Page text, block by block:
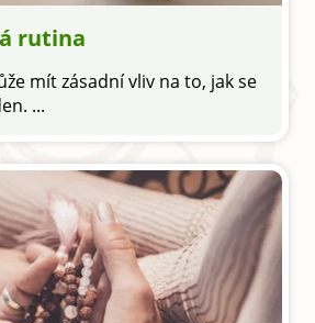
rutina
mít zásadní vliv na to, jak se
...